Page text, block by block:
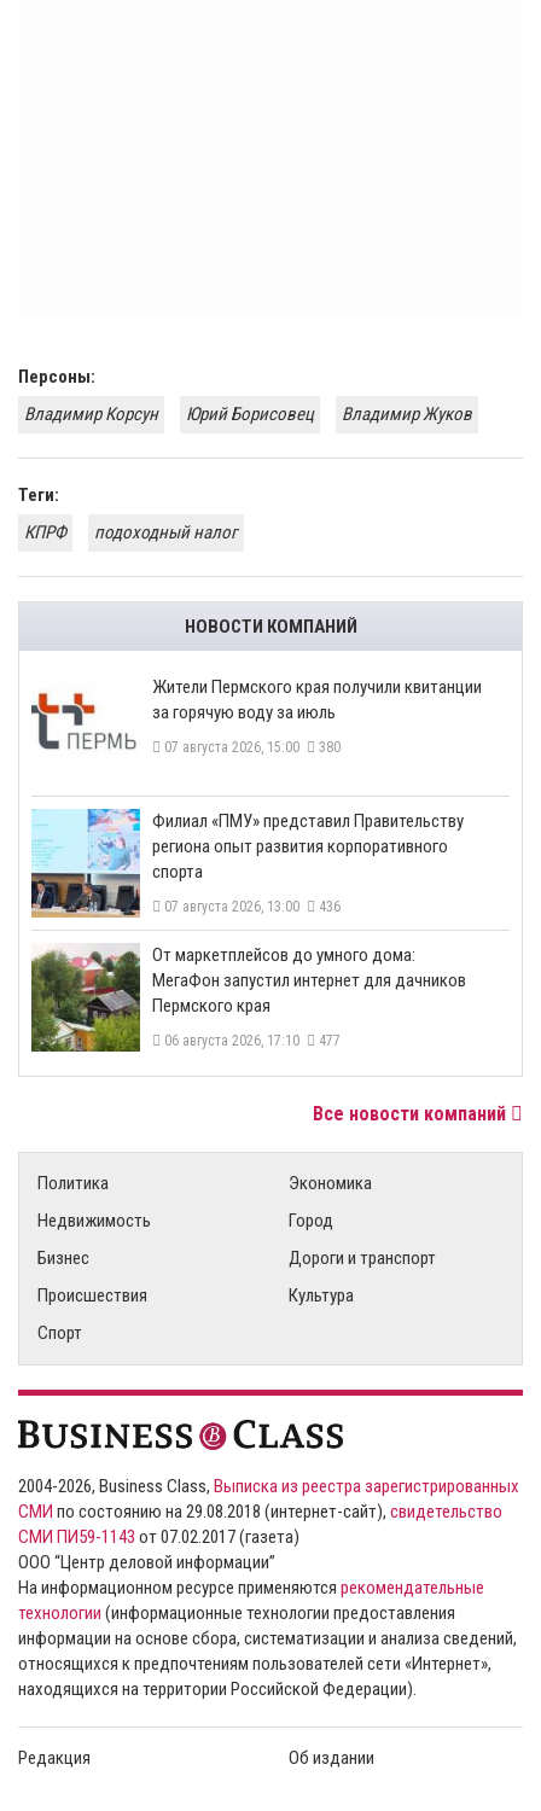
Персоны:
Владимир Корсун
Юрий Борисовец Владимир Жуков
Теги:
КПРФ
подоходный налог
НОВОСТИ КОМПАНИЙ
​Жители Пермского края получили квитанции
за горячую воду за июль
07 августа 2026, 15:00 380
​Филиал «ПМУ» представил Правительству
региона опыт развития корпоративного
спорта
07 августа 2026, 13:00 436
От маркетплейсов до умного дома:
МегаФон запустил интернет для дачников
Пермского края
06 августа 2026, 17:10 477
Все новости компаний
Политика
Экономика
Недвижимость
Город
Бизнес
Дороги и транспорт
Происшествия
Культура
Спорт
2004-2026, Business Class, Выписка из реестра зарегистрированных
СМИ по состоянию на 29.08.2018 (интернет-сайт), свидетельство
СМИ ПИ59-1143 от 07.02.2017 (газета)
ООО “Центр деловой информации”
На информационном ресурсе применяются рекомендательные
технологии (информационные технологии предоставления
информации на основе сбора, систематизации и анализа сведений,
относящихся к предпочтениям пользователей сети «Интернет»,
находящихся на территории Российской Федерации).
Редакция Об издании